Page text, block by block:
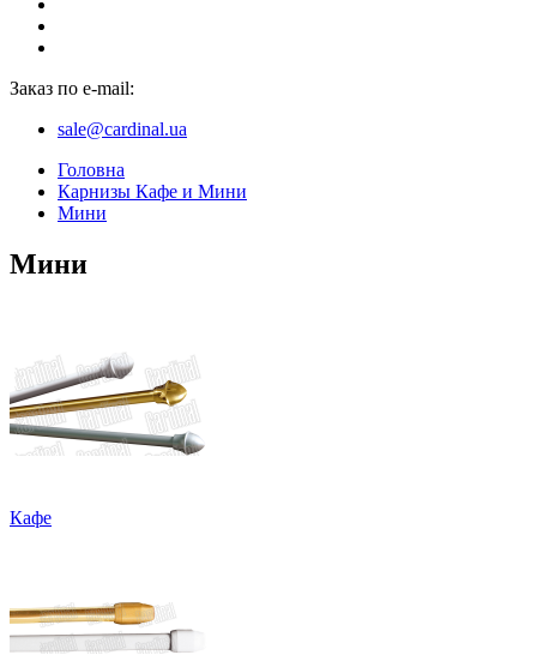
Заказ по e-mail:
sale@cardinal.ua
Головна
Карнизы Кафе и Мини
Мини
Мини
Кафе